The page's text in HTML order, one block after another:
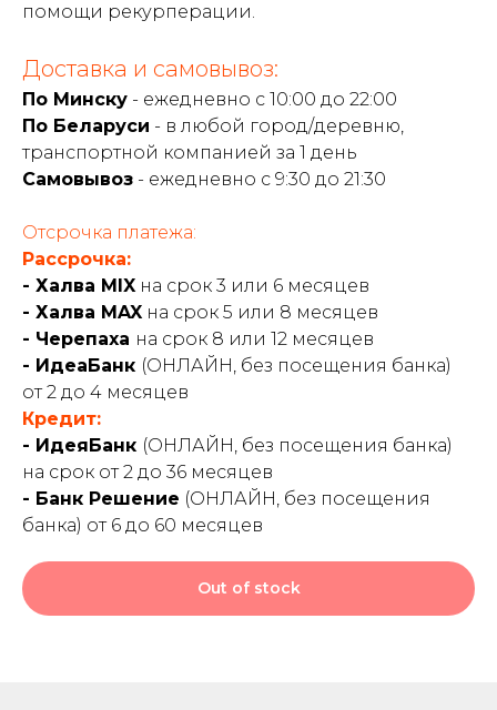
помощи рекурперации.
Доставка и самовывоз:
По Минску - ежедневно с 10:00 до 22:00
По Беларуси - в любой город/деревню,
транспортной компанией за 1 день
Самовывоз - ежедневно с 9:30 до 21:30
Отсрочка платежа:
Рассрочка:
- Халва MIX на срок 3 или 6 месяцев
- Халва MAX на срок 5 или 8 месяцев
- Черепаха на срок 8 или 12 месяцев
- ИдеаБанк (ОНЛАЙН, без посещения банка)
от 2 до 4 месяцев
Кредит:
- ИдеяБанк (ОНЛАЙН, без посещения банка)
на срок от 2 до 36 месяцев
- Банк Решение (ОНЛАЙН, без посещения
банка) от 6 до 60 месяцев
Out of stock